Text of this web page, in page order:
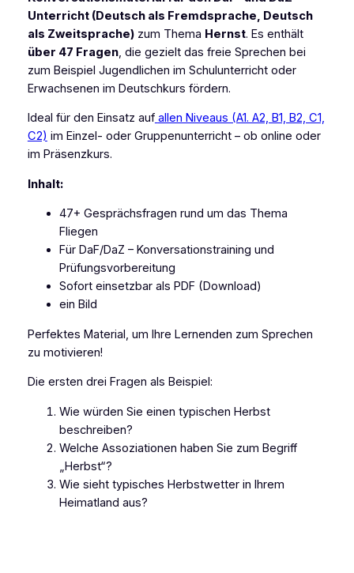
n
–
M
a
t
e
r
i
a
z
H
e
b
Unterricht (Deutsch als Fremdsprache, Deutsch
als Zweitsprache)zum Thema Hernst. Es enthält
über 47 Fragen, die gezielt das freie Sprechen bei
zum Beispiel Jugendlichen im Schulunterricht oder
Erwachsenen im Deutschkurs fördern.
Ideal für den Einsatz auf allen Niveaus (A1. A2, B1, B2, C1,
C2) im Einzel- oder Gruppenunterricht – ob online oder
im Präsenzkurs.
Inhalt:
47+ Gesprächsfragen rund um das Thema
Fliegen
Für DaF/DaZ – Konversationstraining und
Prüfungsvorbereitung
Sofort einsetzbar als PDF (Download)
ein Bild
Perfektes Material, um Ihre Lernenden zum Sprechen
zu motivieren!
Die ersten drei Fragen als Beispiel:
Wie würden Sie einen typischen Herbst
beschreiben?
Welche Assoziationen haben Sie zum Begriff
„Herbst“?
Wie sieht typisches Herbstwetter in Ihrem
Heimatland aus?